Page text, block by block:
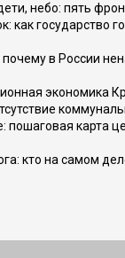
небо: пять
как государство
почему в России
экономика
карта
кто на самом